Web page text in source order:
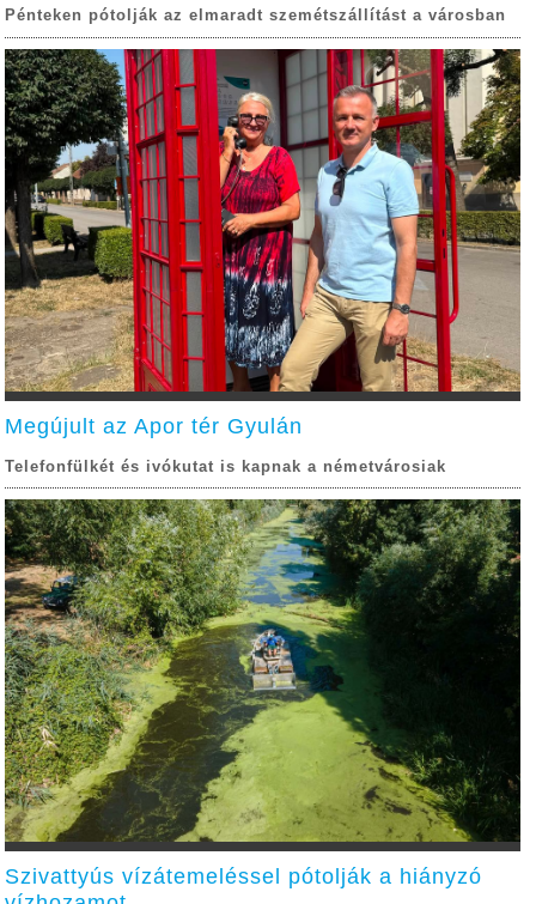
Pénteken pótolják az elmaradt szemétszállítást a városban
Megújult az Apor tér Gyulán
Telefonfülkét és ivókutat is kapnak a németvárosiak
Szivattyús vízátemeléssel pótolják a hiányzó